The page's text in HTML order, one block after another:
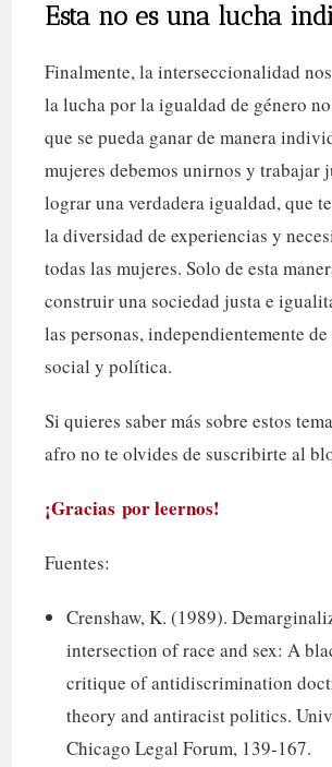
Esta no es una lucha
Finalmente, la interseccionalidad
la lucha por la igualdad de género
que se pueda ganar de manera
mujeres debemos unirnos y trabajar
lograr una verdadera igualdad, que
la diversidad de experiencias y
todas las mujeres. Solo de esta
construir una sociedad justa e
las personas, independientemente
social y política.
Si quieres saber más sobre estos
afro no te olvides de suscribirte al
¡Gracias por leernos!
Fuentes:
Crenshaw, K. (1989).
intersection of race and sex: A
critique of antidiscrimination
theory and antiracist politics.
Chicago Legal Forum, 139-167.